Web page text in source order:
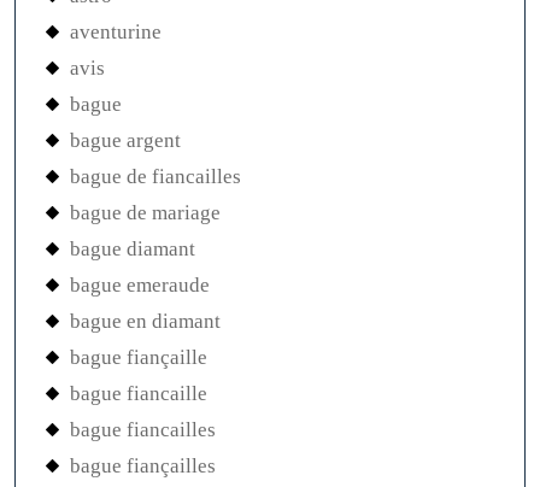
aventurine
avis
bague
bague argent
bague de fiancailles
bague de mariage
bague diamant
bague emeraude
bague en diamant
bague fiançaille
bague fiancaille
bague fiancailles
bague fiançailles